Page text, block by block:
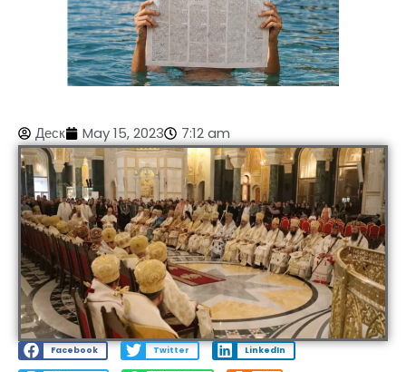
Деск May 15, 2023 7:12 am
Facebook Twitter LinkedIn